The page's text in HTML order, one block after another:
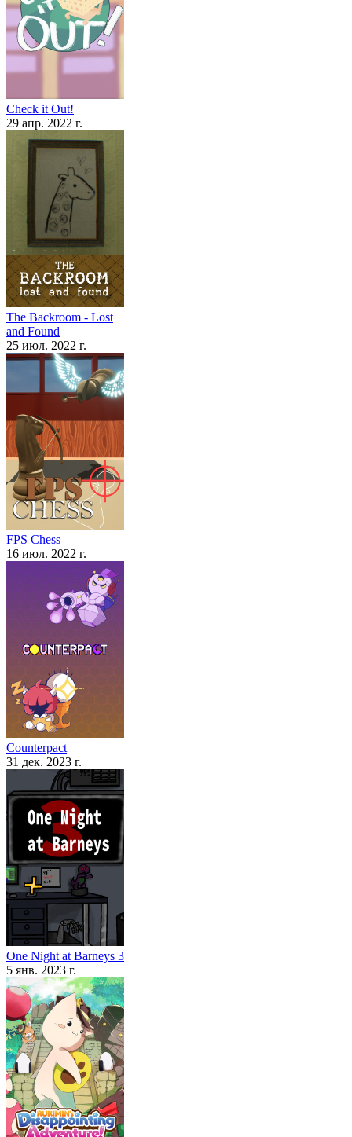
Check it Out!
29 апр. 2022 г.
The Backroom - Lost
and Found
25 июл. 2022 г.
FPS Chess
16 июл. 2022 г.
Counterpact
31 дек. 2023 г.
One Night at Barneys 3
5 янв. 2023 г.